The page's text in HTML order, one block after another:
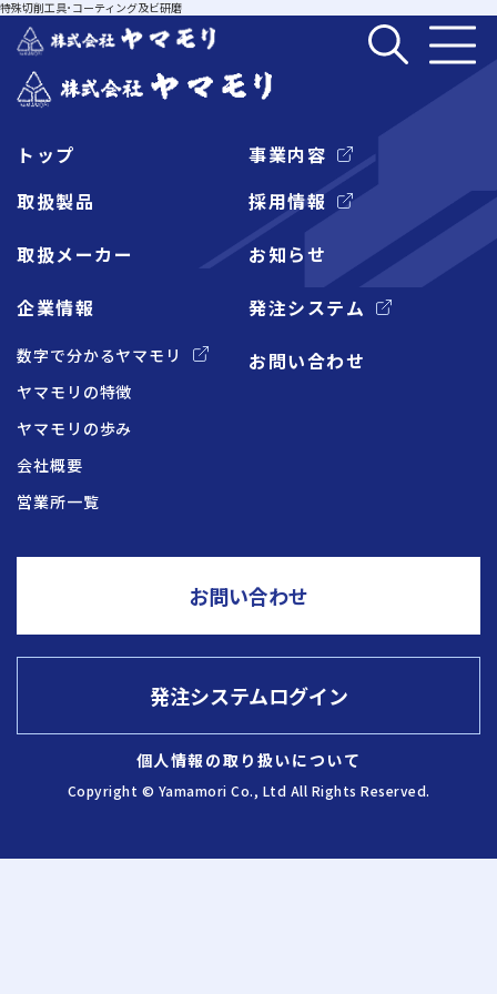
事業内容
取扱製品
取扱メーカー
採用情報
発注システムログイン
特殊切削工具･コーティング及ビ研磨
トップ
企業情報
数字で分かるヤマモリ
ヤマモリの特徴
ヤマモリの歩み
会社概要
営業所一覧
事業内容
取扱製品
取扱メーカー
採用情報
お知らせ
発注システム
お問い合わせ
個人情報の取り扱いについて
Copyright © Yamamori Co., Ltd All Rights Reserved.
お問い合わせ
発注システムログイン